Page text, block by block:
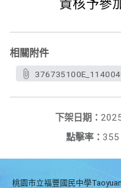
責核予參
相關附件
下架日期：
點擊率： 355
桃園市立福豐國民中學